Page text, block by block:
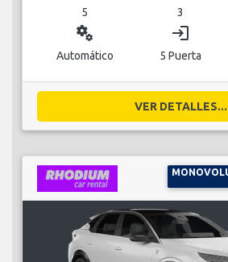
5 3
miscellaneous_services
Automático
login
5 Puerta
VER DETALLES...